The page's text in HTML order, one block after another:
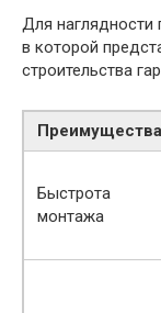
Для наглядности
в которой
строительства
Преимущества
Быстрота
монтажа